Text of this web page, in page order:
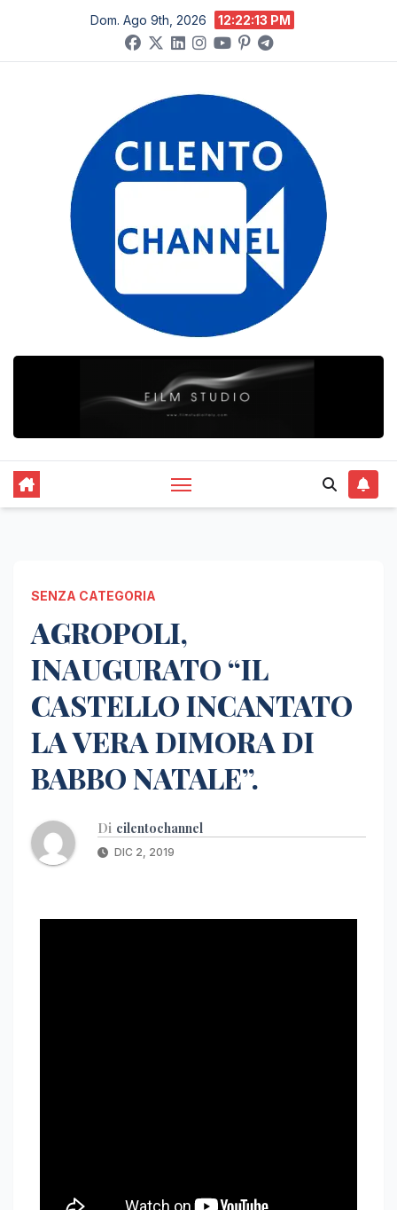
contenuto
Dom. Ago 9th, 2026 12:22:14 PM
SENZA CATEGORIA
AGROPOLI,
INAUGURATO “IL
CASTELLO INCANTATO
LA VERA DIMORA DI
BABBO NATALE”.
Di cilentochannel
DIC 2, 2019